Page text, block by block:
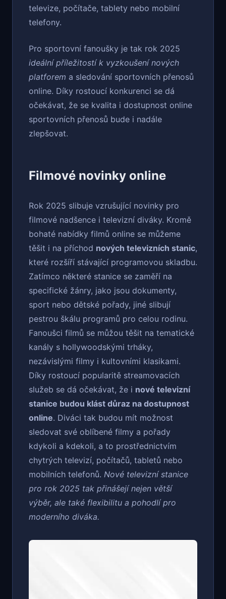
televize, počítače, tablety nebo mobilní
telefony.
Pro sportovní fanoušky je tak rok 2025
ideální příležitostí k vyzkoušení nových
platforem a sledování sportovních přenosů
online. Díky rostoucí konkurenci se dá
očekávat, že se kvalita i dostupnost online
sportovních přenosů bude i nadále
zlepšovat.
Filmové novinky online
Rok 2025 slibuje vzrušující novinky pro
filmové nadšence i televizní diváky. Kromě
bohaté nabídky filmů online se můžeme
těšit i na příchod nových televizních stanic,
které rozšíří stávající programovou skladbu.
Zatímco některé stanice se zaměří na
specifické žánry, jako jsou dokumenty,
sport nebo dětské pořady, jiné slibují
pestrou škálu programů pro celou rodinu.
Fanoušci filmů se můžou těšit na tematické
kanály s hollywoodskými trháky,
nezávislými filmy i kultovními klasikami.
Díky rostoucí popularitě streamovacích
služeb se dá očekávat, že i nové televizní
stanice budou klást důraz na dostupnost
online. Diváci tak budou mít možnost
sledovat své oblíbené filmy a pořady
kdykoli a kdekoli, a to prostřednictvím
chytrých televizí, počítačů, tabletů nebo
mobilních telefonů. Nové televizní stanice
pro rok 2025 tak přinášejí nejen větší
výběr, ale také flexibilitu a pohodlí pro
moderního diváka.